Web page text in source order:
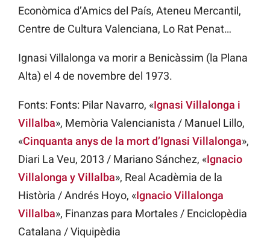
Econòmica d’Amics del País, Ateneu Mercantil,
Centre de Cultura Valenciana, Lo Rat Penat…
Ignasi Villalonga va morir a Benicàssim (la Plana
Alta) el 4 de novembre del 1973.
Fonts: Fonts: Pilar Navarro, «Ignasi Villalonga i
Villalba», Memòria Valencianista / Manuel Lillo,
«Cinquanta anys de la mort d’Ignasi Villalonga»,
Diari La Veu, 2013 / Mariano Sánchez, «Ignacio
Villalonga y Villalba», Real Acadèmia de la
Història / Andrés Hoyo, «Ignacio Villalonga
Villalba», Finanzas para Mortales / Enciclopèdia
Catalana / Viquipèdia